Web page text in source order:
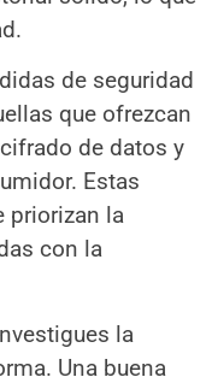
de seguridad
que ofrezcan
de datos y
Estas
priorizan la
con la
la
Una buena